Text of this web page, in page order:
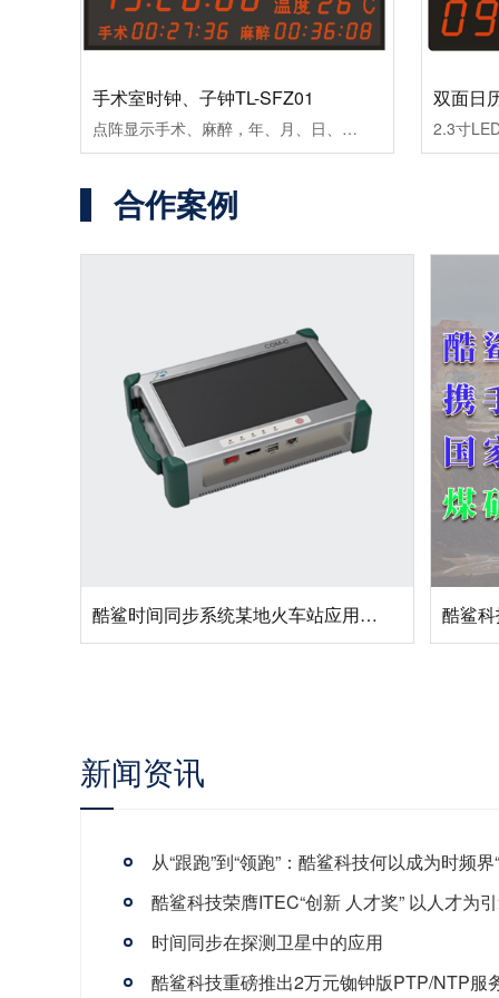
手术室时钟、子钟TL-SFZ01
点阵显示手术、麻醉，年、月、日、星期、温度，时、分、秒等信息，单面壁挂安装。1、RJ45接口，通信自动同步时间；2、显示内容：北京时间、手术计时、麻醉计时及温湿度；3、独立计时精度：≤±0.05秒/天；同步误差：≤5m；工作温度：-10～＋65℃；工作电源：220V±15％50Hz±5%；......
双面日
合作案例
酷鲨科技助力大唐移动搭建国家能源集团某煤矿5G基站项目
新闻资讯
时间同步在探测卫星中的应用
酷鲨科技重磅推出2万元铷钟版PTP/NTP服